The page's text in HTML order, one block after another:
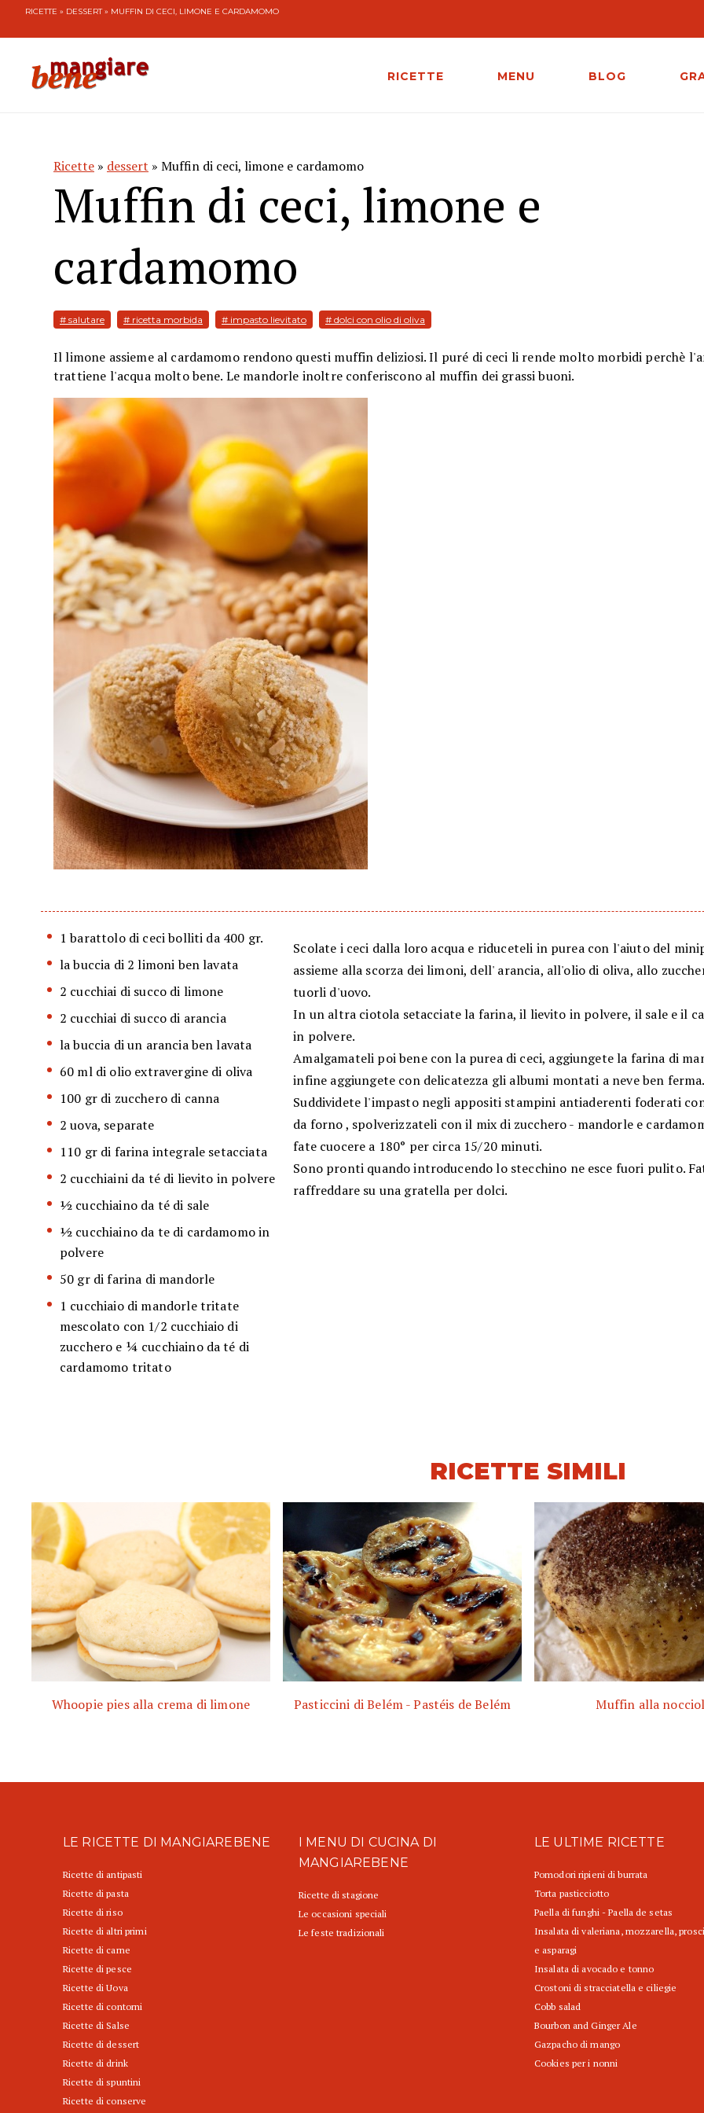
RICETTE » DESSERT» MUFFIN DI CECI, LIMONE E CARDAMOMO
RICETTE MENU BLOG
Ricette » dessert » Muffin di ceci, limone e cardamomo
Muffin di ceci, limone e
cardamomo
# salutare # ricetta morbida # impasto lievitato # dolci con olio di oliva
Il limone assieme al cardamomo rendono questi muffin deliziosi. Il puré di ceci li rende molto morbidi perchè
trattiene l'acqua molto bene. Le mandorle inoltre conferiscono al muffin dei grassi buoni.
1 barattolo di ceci bolliti da 400 gr.
la buccia di 2 limoni ben lavata
2 cucchiai di succo di limone
2 cucchiai di succo di arancia
la buccia di un arancia ben lavata
60 ml di olio extravergine di oliva
100 gr di zucchero di canna
2 uova, separate
110 gr di farina integrale setacciata
2 cucchiaini da té di lievito in polvere
½ cucchiaino da té di sale
½ cucchiaino da te di cardamomo in
polvere
50 gr di farina di mandorle
1 cucchiaio di mandorle tritate
mescolato con 1/2 cucchiaio di
zucchero e ¼ cucchiaino da té di
cardamomo tritato
Scolate i ceci dalla loro acqua e riduceteli in purea con l'aiuto del
assieme alla scorza dei limoni, dell' arancia, all'olio di oliva, allo
tuorli d'uovo.
In un altra ciotola setacciate la farina, il lievito in polvere, il sale e il
in polvere.
Amalgamateli poi bene con la purea di ceci, aggiungete la farina di
infine aggiungete con delicatezza gli albumi montati a neve ben ferma.
Suddividete l'impasto negli appositi stampini antiaderenti foderati
da forno , spolverizzateli con il mix di zucchero - mandorle e
fate cuocere a 180° per circa 15/20 minuti.
Sono pronti quando introducendo lo stecchino ne esce fuori pulito.
raffreddare su una gratella per dolci.
RICETTE SIMILI
Whoopie pies alla crema di limone Pasticcini di Belém - Pastéis de Belém Muffin alla
LE RICETTE DI MANGIAREBENE
Ricette di antipasti
Ricette di pasta
Ricette di riso
Ricette di altri primi
Ricette di carne
Ricette di pesce
Ricette di Uova
Ricette di contorni
Ricette di Salse
Ricette di dessert
Ricette di drink
Ricette di spuntini
Ricette di conserve
I MENU DI CUCINA DI
MANGIAREBENE
Ricette di stagione
Le occasioni speciali
Le feste tradizionali
LE ULTIME RICETTE
Pomodori ripieni di burrata
Torta pasticciotto
Paella di funghi - Paella de setas
Insalata di valeriana, mozzarella,
e asparagi
Insalata di avocado e tonno
Crostoni di stracciatella e ciliegie
Cobb salad
Bourbon and Ginger Ale
Gazpacho di mango
Cookies per i nonni